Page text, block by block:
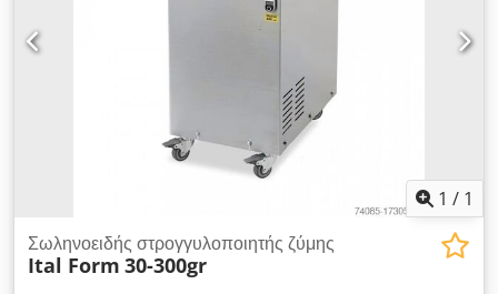
1 / 1
Σωληνοειδής στρογγυλοποιητής ζύμης
Ital Form 30-300gr